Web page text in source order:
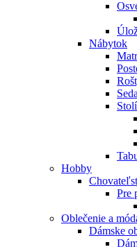
Nábytok
Hobby
Pre
Oblečenie a
Dámske